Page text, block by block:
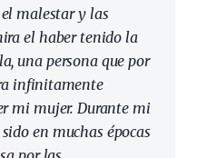
malestar y las
el haber tenido la
una persona que por
infinitamente
mi mujer. Durante mi
en muchas épocas